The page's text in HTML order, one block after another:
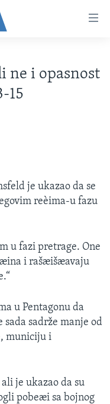
ne i opasnost
15
je ukazao da se
reèima-u fazu
u fazi pretrage. One
i rašæišæavaju
u Pentagonu da
sadrže manje od
municiju i
je ukazao da su
pobeæi sa bojnog